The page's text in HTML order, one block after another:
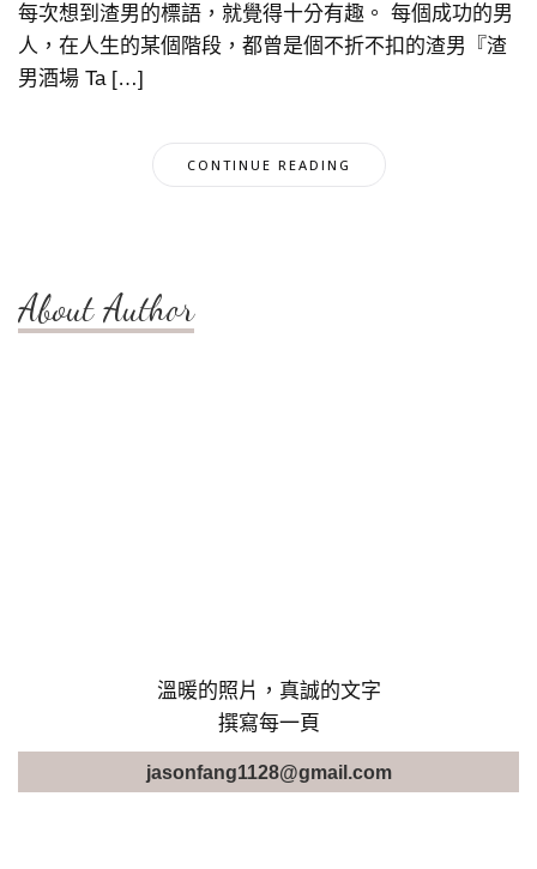
每次想到渣男的標語，就覺得十分有趣。 每個成功的男
人，在人生的某個階段，都曾是個不折不扣的渣男『渣
男酒場 Ta […]
CONTINUE READING
About Author
溫暖的照片，真誠的文字
撰寫每一頁
jasonfang1128@gmail.com